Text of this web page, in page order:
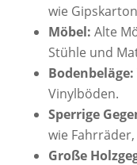
wie
Möbel: Alte
Stühle und
Bodenbeläge:
Vinylböden.
Sperrige
wie
Große